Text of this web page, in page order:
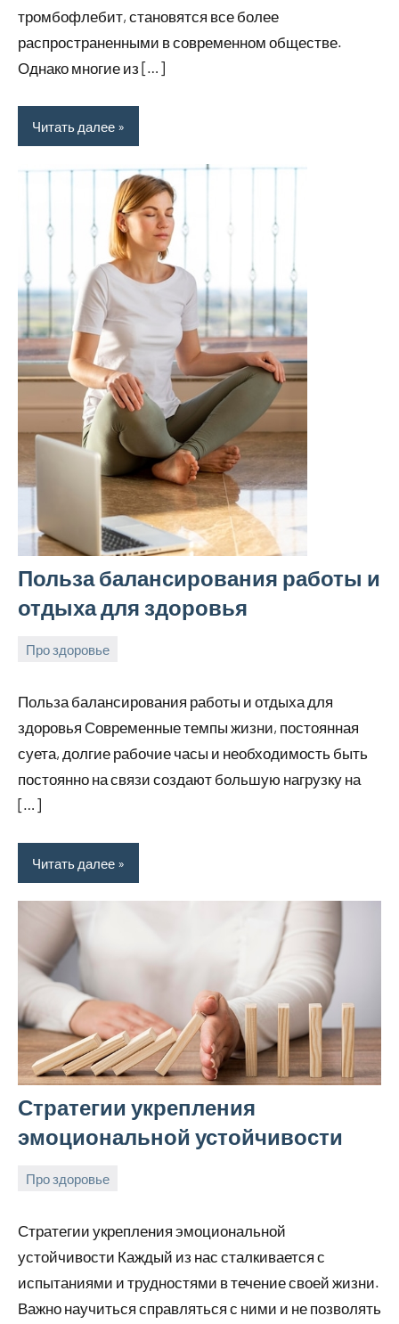
тромбофлебит, становятся все более
распространенными в современном обществе.
Однако многие из […]
Читать далее
Польза балансирования работы и
отдыха для здоровья
Про здоровье
2024
rezhimraboty
Нет
Польза балансирования работы и отдыха для
здоровья Современные темпы жизни, постоянная
суета, долгие рабочие часы и необходимость быть
постоянно на связи создают большую нагрузку на
[…]
Читать далее
Стратегии укрепления
эмоциональной устойчивости
Про здоровье
2024
rezhimraboty
Нет
Стратегии укрепления эмоциональной
устойчивости Каждый из нас сталкивается с
испытаниями и трудностями в течение своей жизни.
Важно научиться справляться с ними и не позволять